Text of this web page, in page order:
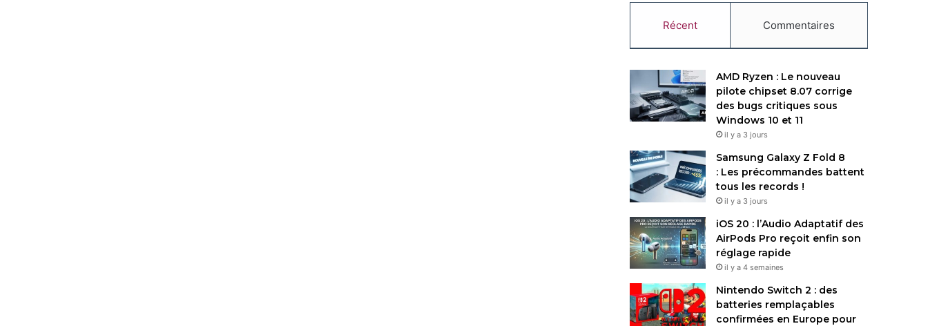
Récent Commentaires
AMD Ryzen : Le nouveau
pilote chipset 8.07 corrige
des bugs critiques sous
Windows 10 et 11
il y a 3 jours
Samsung Galaxy Z Fold 8
: Les précommandes battent
tous les records !
il y a 3 jours
iOS 20 : l’Audio Adaptatif des
AirPods Pro reçoit enfin son
réglage rapide
il y a 4 semaines
Nintendo Switch 2 : des
batteries remplaçables
confirmées en Europe pour